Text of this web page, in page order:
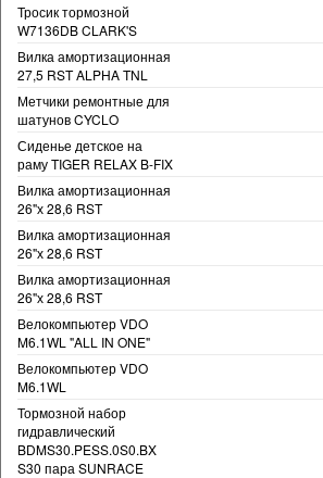
Тросик тормозной
W7136DB CLARK'S
Вилка амортизационная
27,5 RST ALPHA TNL
Метчики ремонтные для
шатунов CYCLO
Сиденье детское на
раму TIGER RELAX B-FIX
Вилка амортизационная
26"х 28,6 RST
Вилка амортизационная
26"х 28,6 RST
Вилка амортизационная
26"х 28,6 RST
Велокомпьютер VDO
M6.1WL "ALL IN ONE"
Велокомпьютер VDO
M6.1WL
Тормозной набор
гидравлический
BDMS30.PESS.0S0.BX
S30 пара SUNRACE